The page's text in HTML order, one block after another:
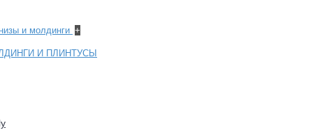
и молдинги +
И ПЛИНТУСЫ